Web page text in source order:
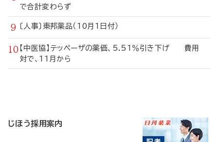
で合計変わらず
〔人事〕東邦薬品（10月1日付）
【中医協】テッペーザの薬価、5.51％引き下げ 費用
対で、11月から
じほう採用案内